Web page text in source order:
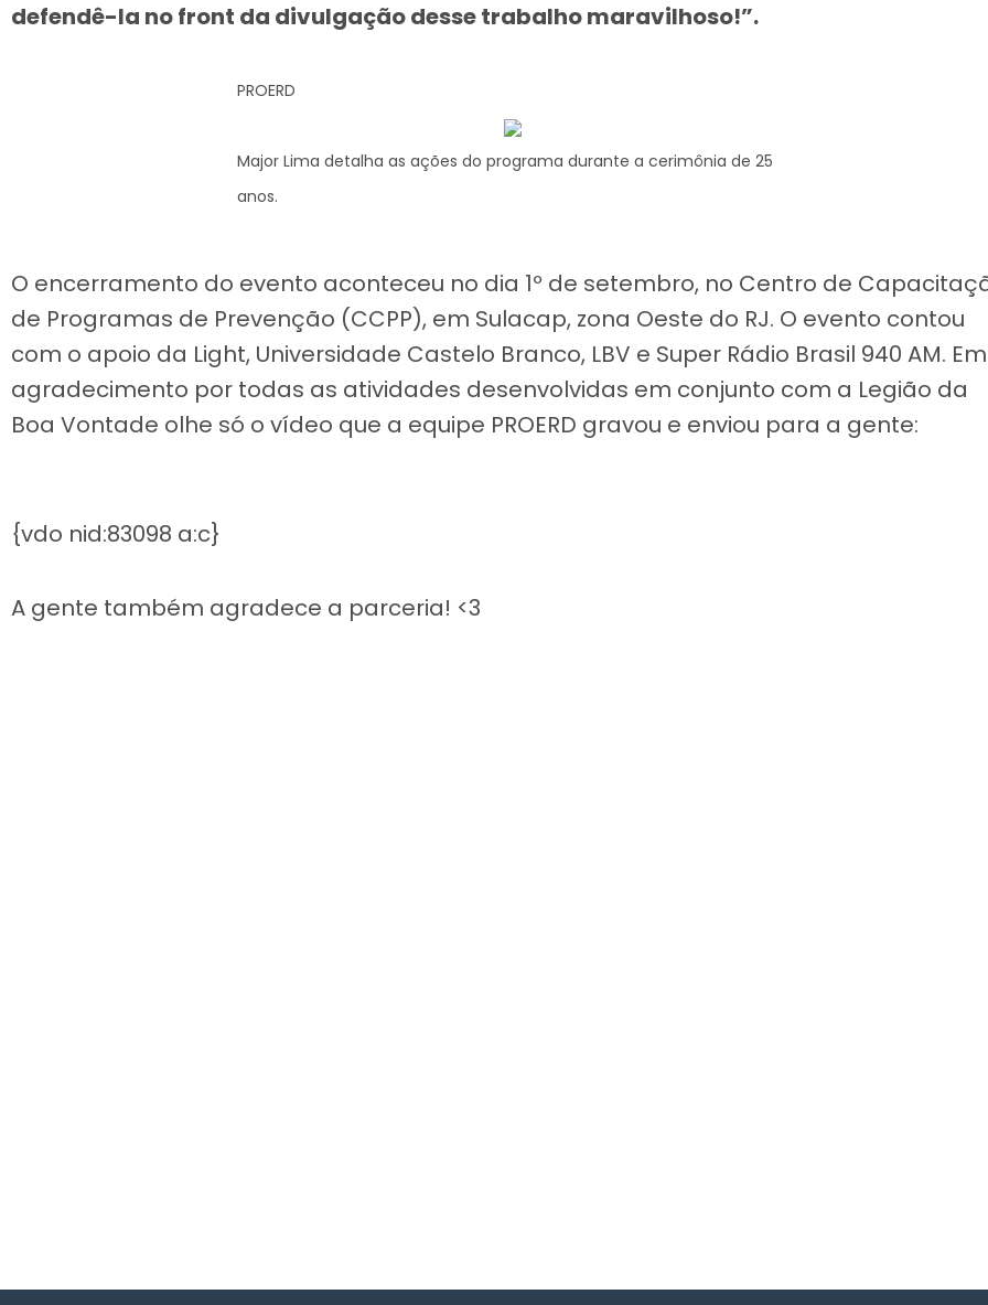
defendê-la no front da divulgação desse trabalho maravilhoso!”.
PROERD
Major Lima detalha as ações do programa durante a cerimônia de 25
anos.
O encerramento do evento aconteceu no dia 1º de setembro, no Centro de
de Programas de Prevenção (CCPP), em Sulacap, zona Oeste do RJ. O evento contou
com o apoio da Light, Universidade Castelo Branco, LBV e Super Rádio Brasil 940 AM. Em
agradecimento por todas as atividades desenvolvidas em conjunto com a Legião da
Boa Vontade olhe só o vídeo que a equipe PROERD gravou e enviou para a gente:
{vdo nid:83098 a:c}
A gente também agradece a parceria! <3